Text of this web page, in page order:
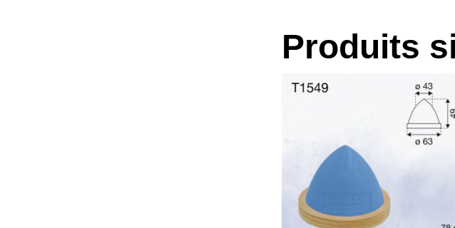
Produits